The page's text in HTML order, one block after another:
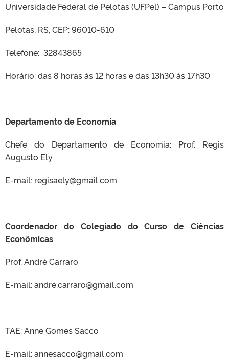
Universidade Federal de Pelotas (UFPel) – Campus Porto
Pelotas, RS, CEP: 96010-610
Telefone: 32843865
Horário: das 8 horas às 12 horas e das 13h30 às 17h30
Departamento de Economia
Chefe do Departamento de Economia: Prof. Regis
Augusto Ely
E-mail: regisaely@gmail.com
Coordenador do Colegiado do Curso de Ciências
Econômicas
Prof. André Carraro
E-mail: andre.carraro@gmail.com
TAE: Anne Gomes Sacco
E-mail: annesacco@gmail.com